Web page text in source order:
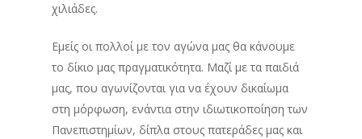
χιλιάδες.
Εμείς οι πολλοί με τον αγώνα μας θα κάνουμε
το δίκιο μας πραγματικότητα. Μαζί με τα παιδιά
μας, που αγωνίζονται για να έχουν δικαίωμα
στη μόρφωση, ενάντια στην ιδιωτικοποίηση των
Πανεπιστημίων, δίπλα στους πατεράδες μας και